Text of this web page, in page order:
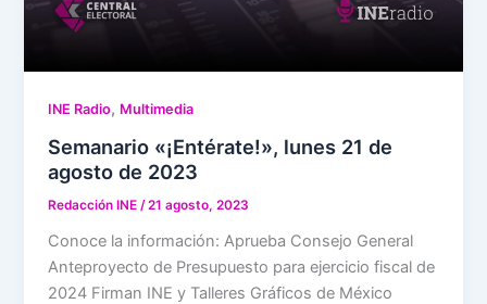
INE Radio, Multimedia
Semanario «¡Entérate!», lunes 21 de
agosto de 2023
Redacción INE /21 agosto, 2023
Conoce la información: Aprueba Consejo General
Anteproyecto de Presupuesto para ejercicio fiscal de
2024 Firman INE y Talleres Gráficos de México